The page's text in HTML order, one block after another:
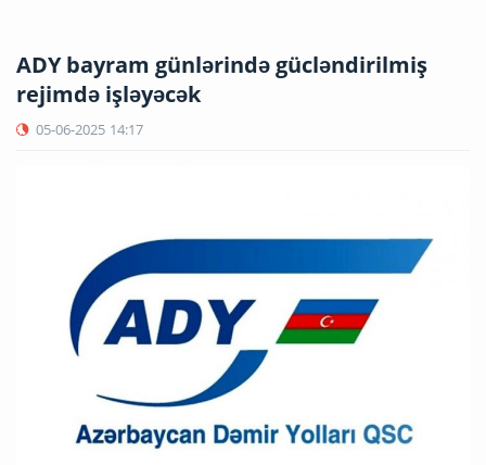
ADY bayram günlərində gücləndirilmiş
rejimdə işləyəcək
05-06-2025 14:17